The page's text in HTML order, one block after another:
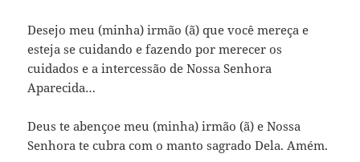
Desejo meu (minha) irmão (ã) que você mereça e
esteja se cuidando e fazendo por merecer os
cuidados e a intercessão de Nossa Senhora
Aparecida…
Deus te abençoe meu (minha) irmão (ã) e Nossa
Senhora te cubra com o manto sagrado Dela. Amém.